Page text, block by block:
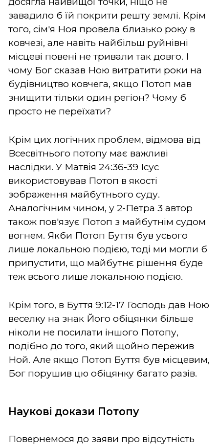
завадило б їй покрити решту землі. Крім
того, сім'я Ноя провела близько року в
ковчезі, але навіть найбільш руйнівні
місцеві повені не тривали так довго. І
чому Бог сказав Ною витратити роки на
будівництво ковчега, якщо Потоп мав
знищити тільки один регіон? Чому б
просто не переїхати?
Крім цих логічних проблем, відмова від
Всесвітнього потопу має важливі
наслідки. У Матвія 24:36-39 Ісус
використовував Потоп в якості
зображення майбутнього суду.
Аналогічним чином, у 2-Петра 3 автор
також пов'язує Потоп з майбутнім судом
вогнем. Якби Потоп Буття був усього
лише локальною подією, тоді ми могли б
припустити, що майбутнє рішення буде
теж всього лише локальною подією.
Крім того, в Буття 9:12-17 Господь дав Ною
веселку на знак Його обіцянки більше
ніколи не посилати іншого Потопу,
подібно до того, який щойно пережив
Ной. Але якщо Потоп Буття був місцевим,
Бог порушив цю обіцянку багато разів.
Наукові докази Потопу
Повернемося до заяви про відсутність